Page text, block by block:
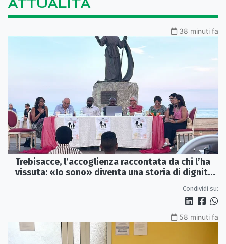
38 minuti fa
Trebisacce, l’accoglienza raccontata da chi l’ha
vissuta: «Io sono» diventa una storia di dignità
Condividi su:
58 minuti fa